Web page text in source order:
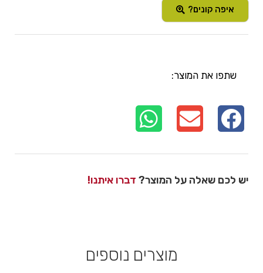
איפה קונים?
שתפו את המוצר:
יש לכם שאלה על המוצר? דברו איתנו!
מוצרים נוספים